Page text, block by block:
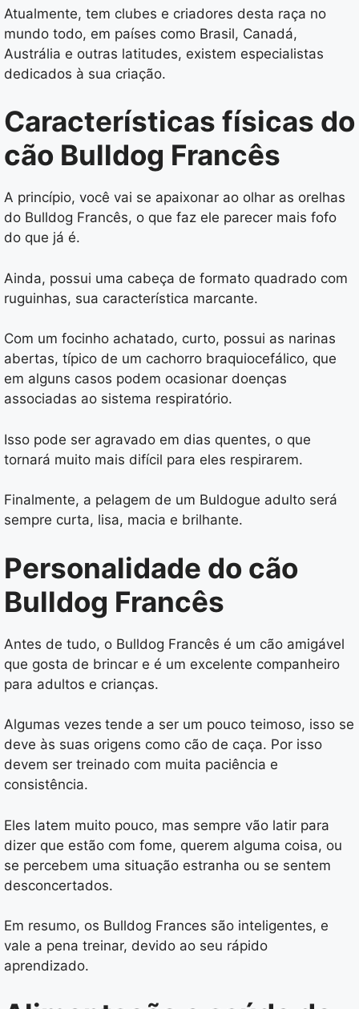
Atualmente, tem clubes e criadores desta raça no
mundo todo, em países como Brasil, Canadá,
Austrália e outras latitudes, existem especialistas
dedicados à sua criação.
Características físicas do
cão Bulldog Francês
A princípio, você vai se apaixonar ao olhar as orelhas
do Bulldog Francês, o que faz ele parecer mais fofo
do que já é.
Ainda, possui uma cabeça de formato quadrado com
ruguinhas, sua característica marcante.
Com um focinho achatado, curto, possui as narinas
abertas, típico de um cachorro braquiocefálico, que
em alguns casos podem ocasionar doenças
associadas ao sistema respiratório.
Isso pode ser agravado em dias quentes, o que
tornará muito mais difícil para eles respirarem.
Finalmente, a pelagem de um Buldogue adulto será
sempre curta, lisa, macia e brilhante.
Personalidade do cão
Bulldog Francês
Antes de tudo, o Bulldog Francês é um cão amigável
que gosta de brincar e é um excelente companheiro
para adultos e crianças.
Algumas vezes tende a ser um pouco teimoso, isso se
deve às suas origens como cão de caça. Por isso
devem ser treinado com muita paciência e
consistência.
Eles latem muito pouco, mas sempre vão latir para
dizer que estão com fome, querem alguma coisa, ou
se percebem uma situação estranha ou se sentem
desconcertados.
Em resumo, os Bulldog Frances são inteligentes, e
vale a pena treinar, devido ao seu rápido
aprendizado.